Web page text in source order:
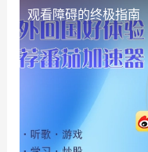
观看障碍的终极指南